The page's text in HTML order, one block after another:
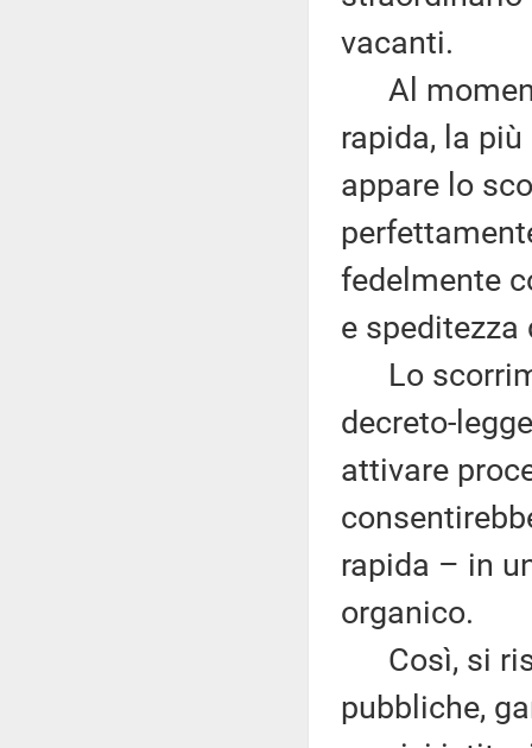
vacanti.
Al
rapida, la
appare lo
fedelmente
e
Lo
decreto-
attivare
rapida – in
organico.
Così, si
pubbliche,